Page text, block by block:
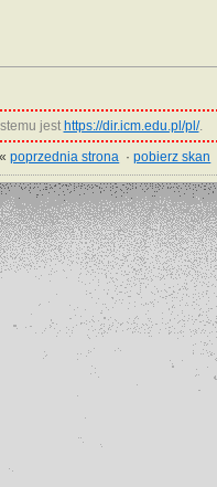
jest https://dir.icm.edu.pl/pl/.
«poprzednia strona ·pobierz skan